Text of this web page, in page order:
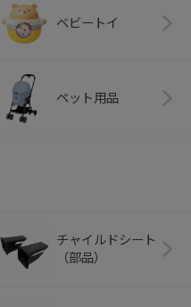
ベビートイ
ペット用品
チャイルドシート
（部品）